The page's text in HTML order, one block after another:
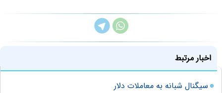
اخبار مرتبط
سیگنال شبانه به معاملات دلار